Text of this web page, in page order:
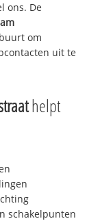
ons. De
om
uit te
helpt
schakelpunten